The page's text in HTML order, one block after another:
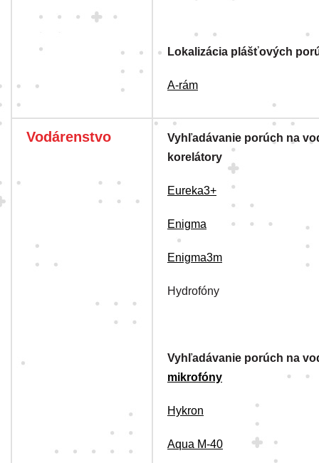
Lokalizácia plášťových
A-rám
Vodárenstvo
Vyhľadávanie porúch na
korelátory
Eureka3+
Enigma
Enigma3m
Hydrofóny
Vyhľadávanie porúch na
mikrofóny
Hykron
Aqua M-40